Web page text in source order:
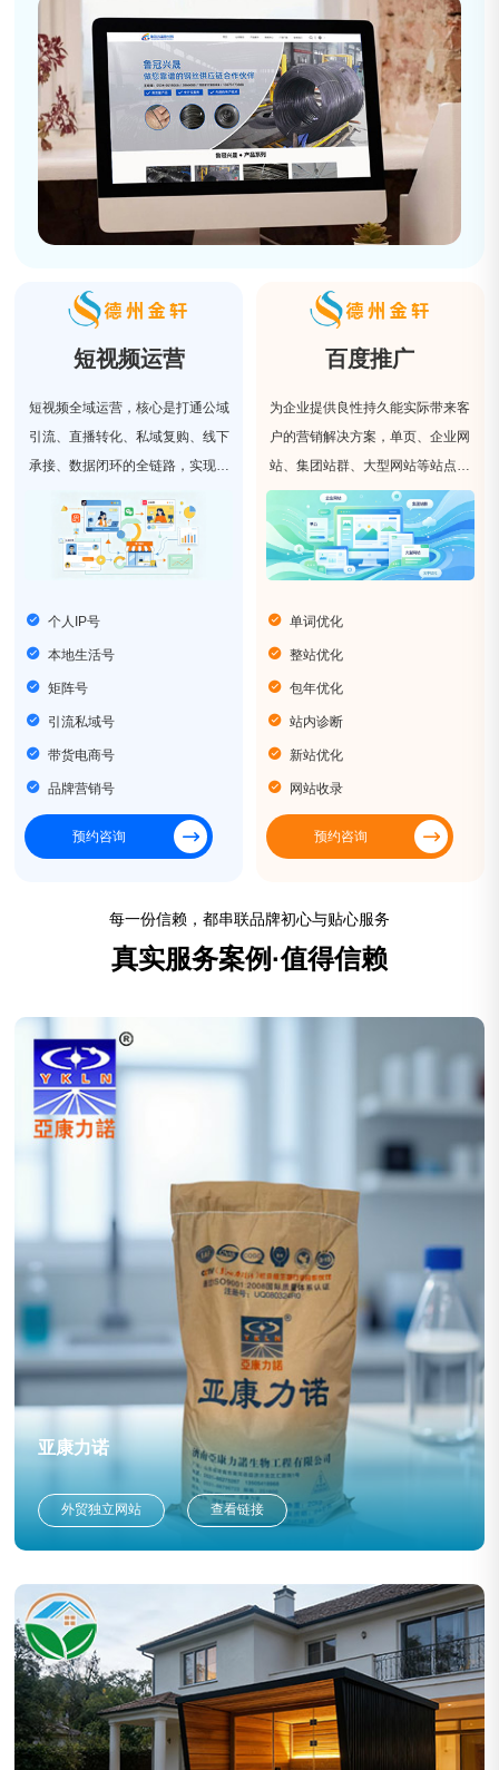
短视频运营
短视频全域运营，核心是打通公域
引流、直播转化、私域复购、线下
承接、数据闭环的全链路，实现多
化运营。
个人IP号
本地生活号
矩阵号
引流私域号
带货电商号
品牌营销号
预约咨询
百度推广
为企业提供良性持久能实际带来客
户的营销解决方案，单页、企业网
站、集团站群、大型网站等站点类
型，我们具有丰富的网站优化经
验。
单词优化
整站优化
包年优化
站内诊断
新站优化
网站收录
预约咨询
每一份信赖，都串联品牌初心与贴心服务
真实服务案例·值得信赖
亚康力诺
外贸独立网站 查看链接